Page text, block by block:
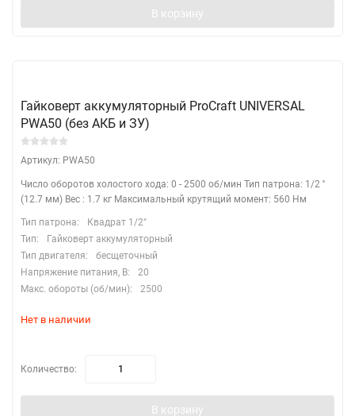
В корзину
Гайковерт аккумуляторный ProCraft UNIVERSAL
PWA50 (без АКБ и ЗУ)
Артикул: PWA50
Число оборотов холостого хода: 0 - 2500 об/мин Тип патрона: 1/2 ''
(12.7 мм) Вес : 1.7 кг Максимальный крутящий момент: 560 Нм
Тип патрона:
Квадрат 1/2"
Тип:
Гайковерт аккумуляторный
Тип двигателя:
бесщеточный
Напряжение питания, В:
20
Макс. обороты (об/мин):
2500
Нет в наличии
Количество:
В корзину